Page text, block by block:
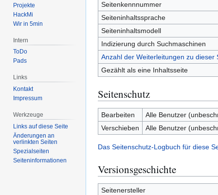
Seitenkennnummer
Seiteninhaltssprache
Seiteninhaltsmodell
Indizierung durch Suchmaschinen
Anzahl der Weiterleitungen zu dieser
Gezählt als eine Inhaltsseite
Seitenschutz
Bearbeiten
Alle Benutzer
Verschieben
Alle Benutzer
Das Seitenschutz-Logbuch für diese
Versionsgeschichte
Seitenersteller
Projekte
HackMi
Wir in 5min
Intern
ToDo
Pads
Links
Kontakt
Impressum
Werkzeuge
Links auf diese Seite
Änderungen an
verlinkten Seiten
Spezialseiten
Seiten­­informationen